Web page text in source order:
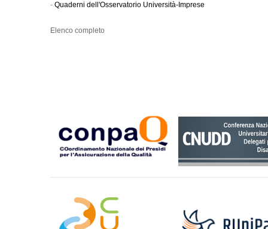
- Quaderni dell'Osservatorio Università-Imprese
Elenco completo